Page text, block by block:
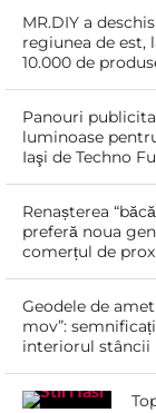
MR.DIY a
regiunea de est,
10.000 de
Panouri
luminoase
Iaşi de Techno
Renașterea
preferă noua
comerțul de
Geodele de
mov”:
interiorul stâncii